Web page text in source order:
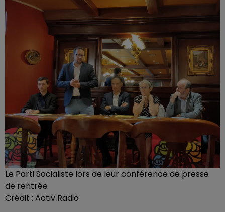
Le Parti Socialiste lors de leur conférence de presse
de rentrée
Crédit : Activ Radio